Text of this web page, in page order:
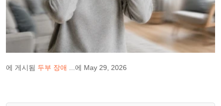
에 게시됨 두부 장애 ...에 May 29, 2026